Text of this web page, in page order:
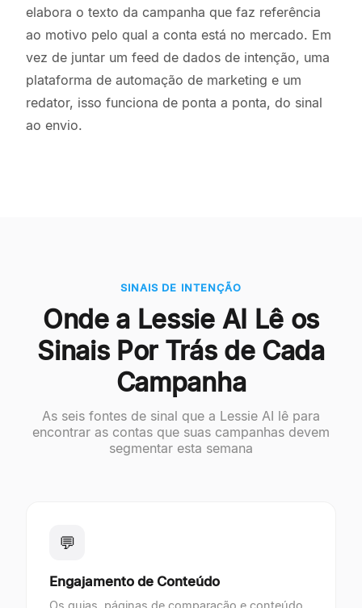
elabora o texto da campanha que faz referência
ao motivo pelo qual a conta está no mercado. Em
vez de juntar um feed de dados de intenção, uma
plataforma de automação de marketing e um
redator, isso funciona de ponta a ponta, do sinal
ao envio.
SINAIS DE INTENÇÃO
Onde a Lessie AI Lê os
Sinais Por Trás de Cada
Campanha
As seis fontes de sinal que a Lessie AI lê para
encontrar as contas que suas campanhas devem
segmentar esta semana
💬
Engajamento de Conteúdo
Os guias, páginas de comparação e conteúdo